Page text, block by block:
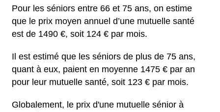
Pour les séniors entre 66 et 75 ans, on estime
que le prix moyen annuel d’une mutuelle santé
est de 1490 €, soit 124 € par mois.
Il est estimé que les séniors de plus de 75 ans,
quant à eux, paient en moyenne 1475 € par an
pour leur mutuelle santé, soit 123 € par mois.
Globalement, le prix d'une mutuelle sénior à